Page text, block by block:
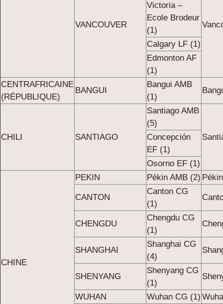
VANCOUVER
Victoria –
Ecole Brodeur
(1)
Calgary LF (1)
Edmonton AF
(1)
CENTRAFRICAINE
(RÉPUBLIQUE)
BANGUI
Bangui AMB
(1)
CHILI SANTIAGO
Santiago AMB
(5)
Concepción
EF (1)
Osorno EF (1)
CHINE
PEKIN Pékin AMB (2)
CANTON
Canton CG
(1)
CHENGDU
Chengdu CG
(1)
SHANGHAI
Shanghai CG
(4)
SHENYANG
Shenyang CG
(1)
WUHAN Wuhan CG (1)